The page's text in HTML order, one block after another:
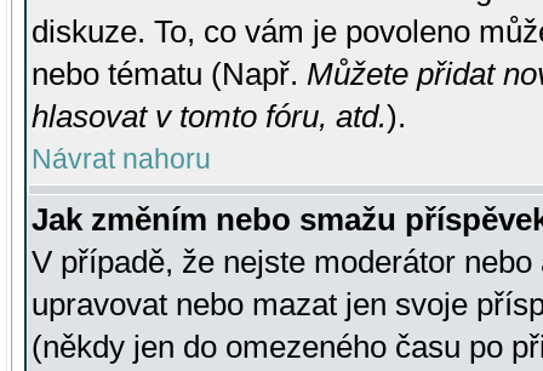
diskuze. To, co vám je povoleno
nebo tématu (Např. Můžete přidat
hlasovat v tomto fóru, atd.).
Návrat nahoru
Jak změním nebo smažu
V případě, že nejste moderátor
upravovat nebo mazat jen svoje
(někdy jen do omezeného času po